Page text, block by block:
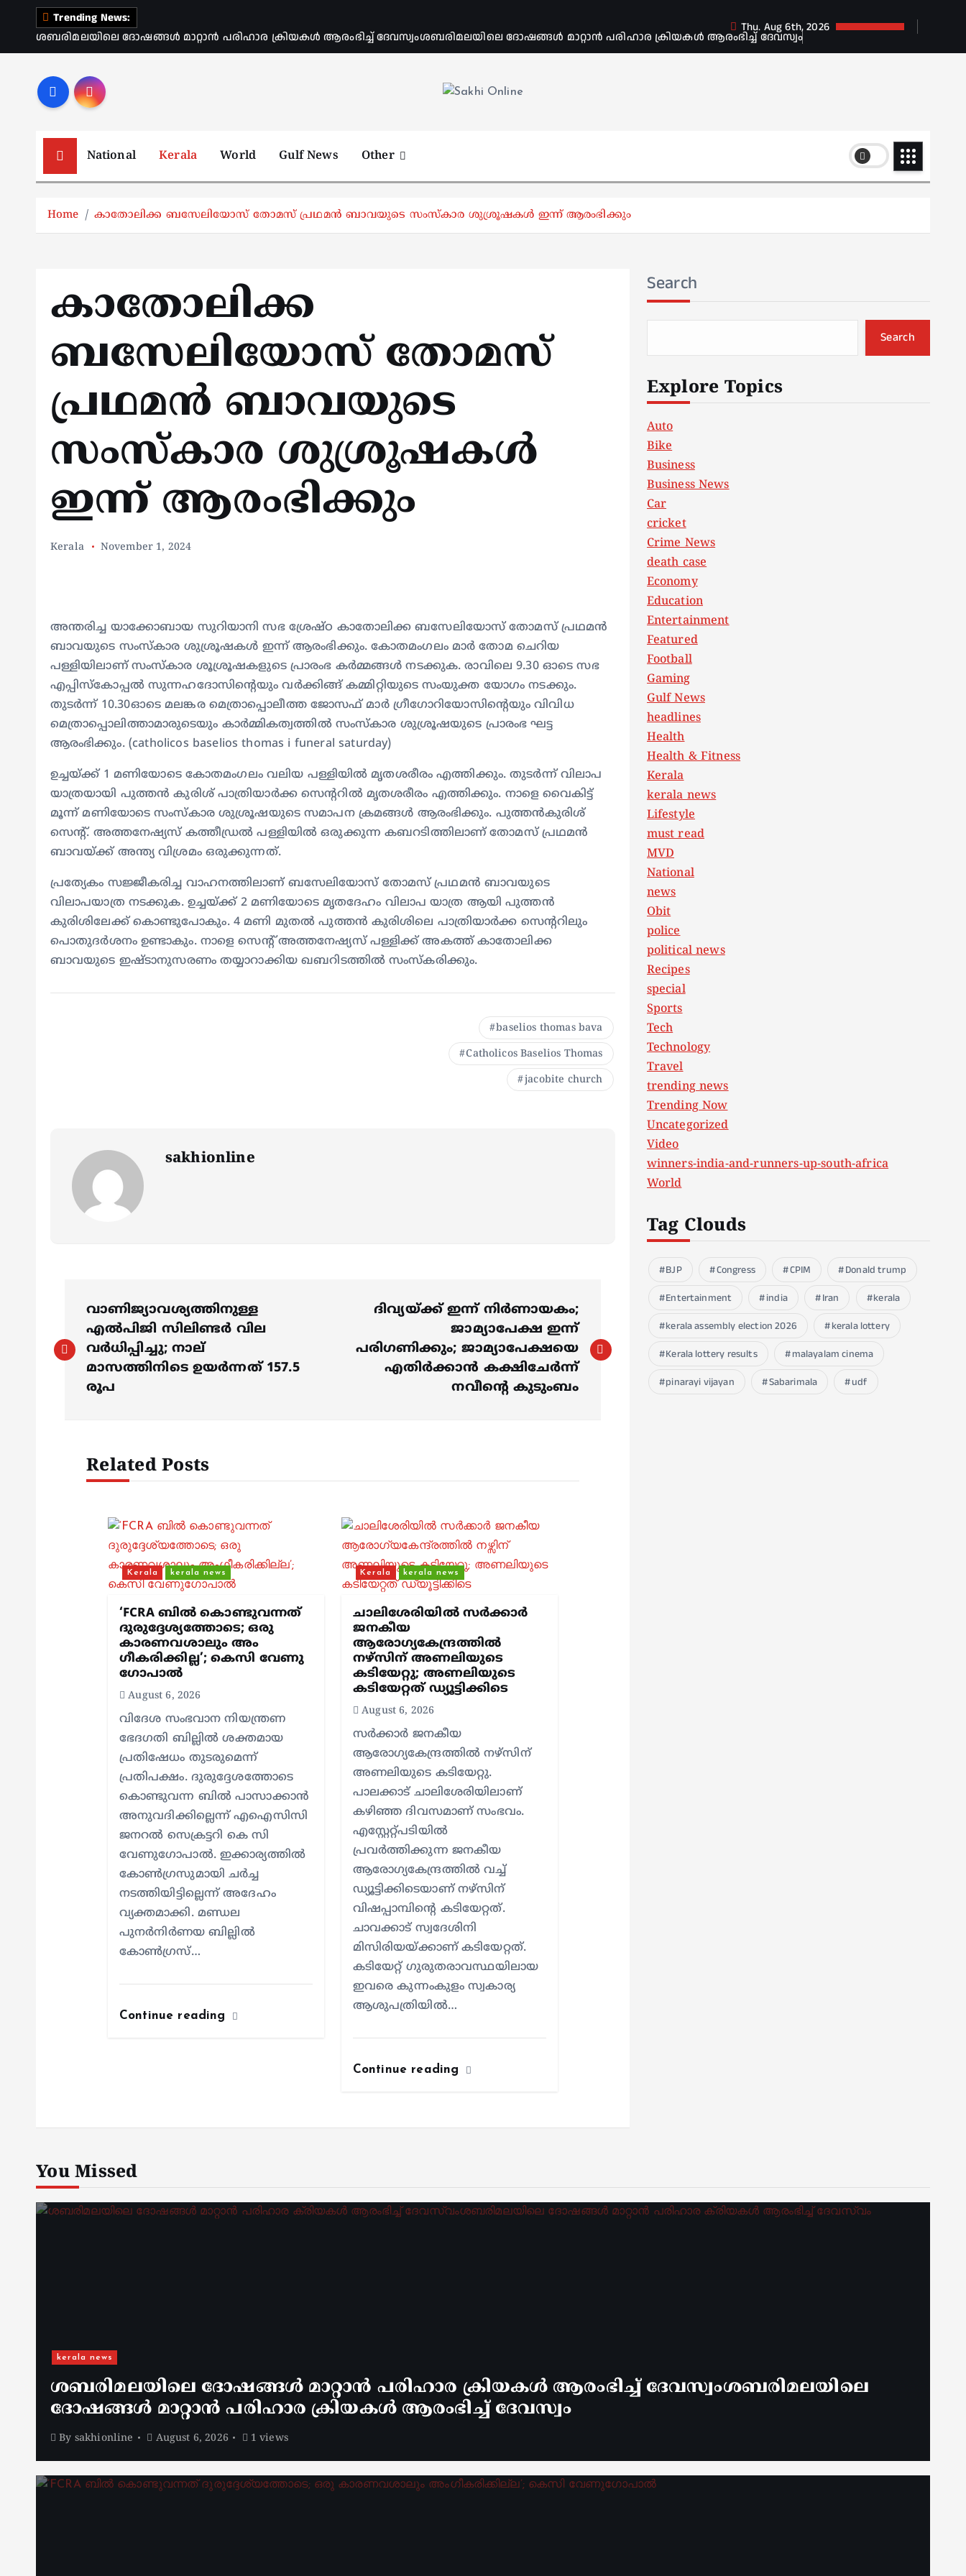
Trending News:
ശബരിമലയിലെ ദോഷങ്ങൾ മാറ്റാൻ പരിഹാര ക്രിയകൾ ആരംഭിച്ച് ദേവസ്വംശബരിമലയിലെ ദോഷങ്ങൾ മാറ്റാൻ പരിഹാര ക്രിയകൾ ആരംഭിച്ച് ദേവസ്വം
Thu. Aug 6th, 2026
National Kerala World Gulf News Other
Home കാതോലിക്ക ബസേലിയോസ് തോമസ് പ്രഥമന്‍ ബാവയുടെ സംസ്‌കാര ശുശ്രൂഷകള്‍ ഇന്ന് ആരംഭിക്കും
കാതോലിക്ക
ബസേലിയോസ് തോമസ്
പ്രഥമന്‍ ബാവയുടെ
സംസ്‌കാര ശുശ്രൂഷകള്‍
ഇന്ന് ആരംഭിക്കും
Kerala November 1, 2024
അന്തരിച്ച യാക്കോബായ സുറിയാനി സഭ ശ്രേഷ്ഠ കാതോലിക്ക ബസേലിയോസ് തോമസ് പ്രഥമന്‍
ബാവയുടെ സംസ്‌കാര ശുശ്രൂഷകള്‍ ഇന്ന് ആരംഭിക്കും. കോതമംഗലം മാര്‍ തോമ ചെറിയ
പള്ളിയിലാണ് സംസ്‌കാര ശൂശ്രൂഷകളുടെ പ്രാരംഭ കര്‍മ്മങ്ങള്‍ നടക്കുക. രാവിലെ 9.30 ഓടെ സഭ
എപ്പിസ്‌കോപ്പല്‍ സുന്നഹദോസിന്റെയും വര്‍ക്കിങ്ങ് കമ്മിറ്റിയുടെ സംയുക്ത യോഗം നടക്കും.
തുടര്‍ന്ന് 10.30ഓടെ മലങ്കര മെത്രാപ്പൊലീത്ത ജോസഫ് മാര്‍ ഗ്രീഗോറിയോസിന്റെയും വിവിധ
മെത്രാപ്പൊലിത്താമാരുടെയും കാര്‍മ്മികത്വത്തില്‍ സംസ്‌കാര ശുശ്രൂഷയുടെ പ്രാരംഭ ഘട്ട
ആരംഭിക്കും. (catholicos baselios thomas i funeral saturday)
ഉച്ചയ്ക്ക് 1 മണിയോടെ കോതമംഗലം വലിയ പള്ളിയില്‍ മൃതശരീരം എത്തിക്കും. തുടര്‍ന്ന് വിലാപ
യാത്രയായി പുത്തന്‍ കുരിശ് പാത്രിയാര്‍ക്ക സെന്ററില്‍ മൃതശരീരം എത്തിക്കും. നാളെ വൈകിട്ട്
മൂന്ന് മണിയോടെ സംസ്‌കാര ശുശ്രൂഷയുടെ സമാപന ക്രമങ്ങള്‍ ആരംഭിക്കും. പുത്തന്‍കുരിശ്
സെന്റ്. അത്തനേഷ്യസ് കത്തീഡ്രല്‍ പള്ളിയില്‍ ഒരുക്കുന്ന കബറടിത്തിലാണ് തോമസ് പ്രഥമന്‍
ബാവയ്ക്ക് അന്ത്യ വിശ്രമം ഒരുക്കുന്നത്.
പ്രത്യേകം സജ്ജീകരിച്ച വാഹനത്തിലാണ് ബസേലിയോസ് തോമസ് പ്രഥമന്‍ ബാവയുടെ
വിലാപയാത്ര നടക്കുക. ഉച്ചയ്ക്ക് 2 മണിയോടെ മൃതദേഹം വിലാപ യാത്ര ആയി പുത്തന്‍
കുരിശിലേക്ക് കൊണ്ടുപോകും. 4 മണി മുതല്‍ പുത്തന്‍ കുരിശിലെ പാത്രിയാര്‍ക്ക സെന്ററിലും
പൊതുദര്‍ശനം ഉണ്ടാകും. നാളെ സെന്റ് അത്തനേഷ്യസ് പള്ളിക്ക് അകത്ത് കാതോലിക്ക
ബാവയുടെ ഇഷ്ടാനുസരണം തയ്യാറാക്കിയ ഖബറിടത്തില്‍ സംസ്‌കരിക്കും.
baselios thomas bava
Catholicos Baselios Thomas
jacobite church
sakhionline
o
വാണിജ്യാവശ്യത്തിനുള്ള
എൽപിജി സിലിണ്ടർ വില
വർധിപ്പിച്ചു; നാല്
മാസത്തിനിടെ ഉയർന്നത് 157.5
രൂപ
ദിവ്യയ്ക്ക് ഇന്ന് നിര്‍ണായകം;
ജാമ്യാപേക്ഷ ഇന്ന്
പരിഗണിക്കും; ജാമ്യാപേക്ഷയെ
എതിര്‍ക്കാന്‍ കക്ഷിചേര്‍ന്ന്
നവീന്റെ കുടുംബം
Related Posts
Kerala kerala news
‘FCRA ബിൽ കൊണ്ടുവന്നത്
ദുരുദ്ദേശ്യത്തോടെ; ഒരു
കാരണവശാലും അം​
ഗീകരിക്കില്ല’; കെസി വേണു​
ഗോപാൽ
August 6, 2026
വിദേശ സംഭവാന നിയന്ത്രണ
ഭേദഗതി ബില്ലിൽ ശക്തമായ
പ്രതിഷേധം തുടരുമെന്ന്
പ്രതിപക്ഷം. ദുരുദ്ദേശത്തോടെ
കൊണ്ടുവന്ന ബിൽ പാസാക്കാൻ
അനുവദിക്കില്ലെന്ന് എഐസിസി
ജനറൽ സെക്രട്ടറി കെ സി
വേണുഗോപാൽ. ഇക്കാര്യത്തിൽ
കോൺഗ്രസുമായി ചർച്ച
നടത്തിയിട്ടില്ലെന്ന് അദേഹം
വ്യക്തമാക്കി. മണ്ഡല
പുനർനിർണയ ബില്ലിൽ
കോൺഗ്രസ്…
Continue reading
Kerala kerala news
ചാലിശേരിയില്‍ സര്‍ക്കാര്‍
ജനകീയ
ആരോഗ്യകേന്ദ്രത്തില്‍
നഴ്സിന് അണലിയുടെ
കടിയേറ്റു; അണലിയുടെ
കടിയേറ്റത് ഡ്യൂട്ടിക്കിടെ
August 6, 2026
സര്‍ക്കാര്‍ ജനകീയ
ആരോഗ്യകേന്ദ്രത്തില്‍ നഴ്സിന്
അണലിയുടെ കടിയേറ്റു.
പാലക്കാട് ചാലിശേരിയിലാണ്
കഴിഞ്ഞ ദിവസമാണ് സംഭവം.
എസ്റ്റേറ്റ്പടിയില്‍
പ്രവര്‍ത്തിക്കുന്ന ജനകീയ
ആരോഗ്യകേന്ദ്രത്തില്‍ വച്ച്
ഡ്യൂട്ടിക്കിടെയാണ് നഴ്സിന്
വിഷപ്പാമ്പിന്റെ കടിയേറ്റത്.
ചാവക്കാട് സ്വദേശിനി
മിസിരിയയ്ക്കാണ് കടിയേറ്റത്.
കടിയേറ്റ് ഗുരുതരാവസ്ഥയിലായ
ഇവരെ കുന്നംകുളം സ്വകാര്യ
ആശുപത്രിയില്‍…
Continue reading
Search
Search
Explore Topics
Auto
Bike
Business
Business News
Car
cricket
Crime News
death case
Economy
Education
Entertainment
Featured
Football
Gaming
Gulf News
headlines
Health
Health & Fitness
Kerala
kerala news
Lifestyle
must read
MVD
National
news
Obit
police
political news
Recipes
special
Sports
Tech
Technology
Travel
trending news
Trending Now
Uncategorized
Video
winners-india-and-runners-up-south-africa
World
Tag Clouds
BJP Congress CPIM
Donald trump
Entertainment
india Iran
kerala
kerala assembly election 2026
kerala lottery
Kerala lottery results
malayalam cinema
pinarayi vijayan
Sabarimala udf
You Missed
kerala news
ശബരിമലയിലെ ദോഷങ്ങൾ മാറ്റാൻ പരിഹാര ക്രിയകൾ ആരംഭിച്ച് ദേവസ്വംശബരിമലയിലെ
ദോഷങ്ങൾ മാറ്റാൻ പരിഹാര ക്രിയകൾ ആരംഭിച്ച് ദേവസ്വം
By sakhionline August 6, 2026 1 views